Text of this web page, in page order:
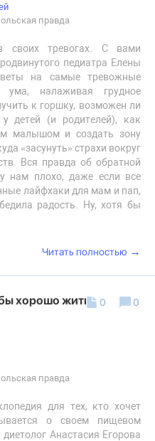
правда
своих тревогах. С вами
педиатра Елены
на самые тревожные
налаживая грудное
к горшку, возможен ли
детей (и родителей), как
малышом и создать зону
«засунуть» страхи вокруг
Вся правда об обратной
нам плохо, даже если все
лайфхаки для мам и пап,
радость. Ну, хотя бы
Читать полностью →
хорошо жить, нужно
правда
для тех, кто хочет
о своем пищевом
Анастасия Егорова
0 0